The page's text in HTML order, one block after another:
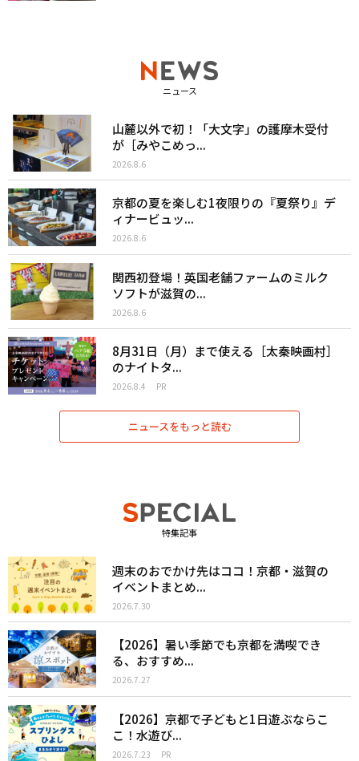
ニュース
山麓以外で初！「大文字」の護摩木受付
が［みやこめっ...
2026.8.6
京都の夏を楽しむ1夜限りの『夏祭り』デ
ィナービュッ...
2026.8.6
関西初登場！英国老舗ファームのミルク
ソフトが滋賀の...
2026.8.6
8月31日（月）まで使える［太秦映画村］
のナイトタ...
2026.8.4 PR
ニュースをもっと読む
特集記事
週末のおでかけ先はココ！京都・滋賀の
イベントまとめ...
2026.7.30
【2026】暑い季節でも京都を満喫でき
る、おすすめ...
2026.7.27
【2026】京都で子どもと1日遊ぶならこ
こ！水遊び...
2026.7.23 PR